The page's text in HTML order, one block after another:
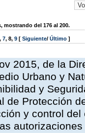
mostrando del 176 al 200.
, 7, 8, 9 [ Siguiente/ Último ]
2015, de la
Urbano y
y
de Protección
y control